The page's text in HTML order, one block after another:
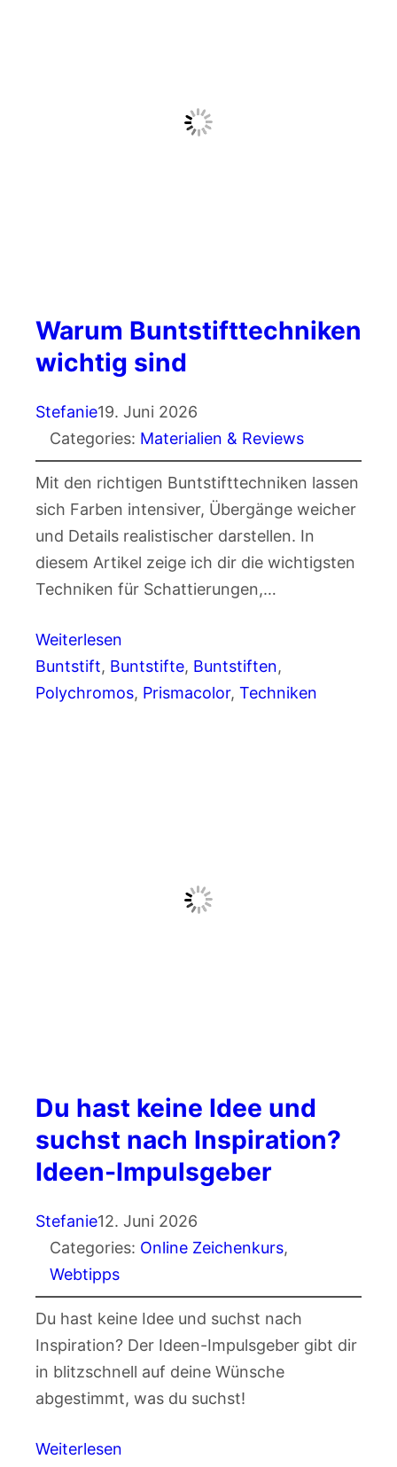
Warum Buntstifttechniken
wichtig sind
Stefanie19. Juni 2026
Categories: Materialien & Reviews
Mit den richtigen Buntstifttechniken lassen
sich Farben intensiver, Übergänge weicher
und Details realistischer darstellen. In
diesem Artikel zeige ich dir die wichtigsten
Techniken für Schattierungen,…
Weiterlesen
Buntstift, Buntstifte, Buntstiften
Polychromos, Prismacolor, Techniken
Du hast keine Idee und
suchst nach Inspiration?
Ideen-Impulsgeber
Stefanie12. Juni 2026
Categories: Online Zeichenkurs
Webtipps
Du hast keine Idee und suchst nach
Inspiration? Der Ideen-Impulsgeber gibt dir
in blitzschnell auf deine Wünsche
abgestimmt, was du suchst!
Weiterlesen